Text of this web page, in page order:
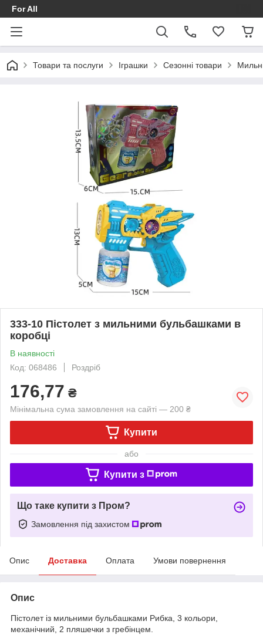
For All
Товари та послуги Іграшки Сезонні товари
333-10 Пістолет з мильними бульбашками в
коробці
В наявності
Код: 068486
Роздріб
176,77 ₴
Мінімальна сума замовлення на сайті — 200 ₴
Купити
або
Купити з
Що таке купити з Пром?
Замовлення під захистом
Опис Доставка Оплата Умови повернення
Опис
Пістолет із мильними бульбашками Рибка, 3 кольори,
механічний, 2 пляшечки з гребінцем.